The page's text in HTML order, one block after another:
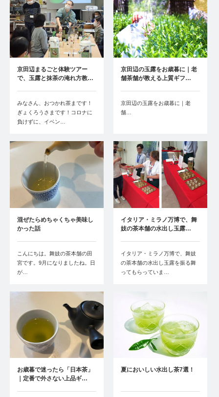
京田辺まるごと体験ツアー
で、玉露と抹茶の淹れ方教…
みなさん、おつかれ茶まです！
ぎょくろうさまです！コロナに
負けずに、イベン…
京田辺の玉露をお歳暮に｜老
舗茶舗が教える上質ギフ…
京田辺の玉露をお歳暮に｜老
舗…
混ぜたらめちゃくちゃ美味し
かった話
こんにちは。舞妓の茶本舗の田
宮です。9月になりましたね。日
が…
イタリア・ミラノ万博で、舞
妓の茶本舗の水出し玉露…
イタリア・ミラノ万博で、舞妓
の茶本舗の水出し玉露を振る舞
ってもらっていま…
お歳暮で迷ったら「日本茶」
｜定番で外さない上品ギ…
夏においしい水出し茶7選！